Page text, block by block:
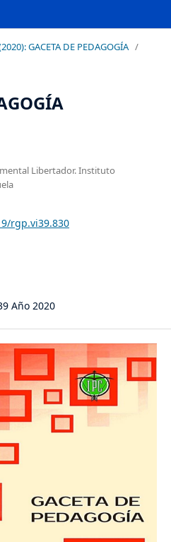
GACETA DE PEDAGOGÍA /
Libertador. Instituto
rgp.vi39.830
Año 2020